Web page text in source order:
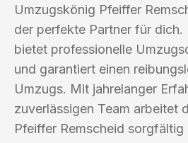
Umzugskönig Pfeiffer
der perfekte Partner für dich.
bietet professionelle
und garantiert einen
Umzugs. Mit jahrelanger
zuverlässigen Team arbeitet
Pfeiffer Remscheid